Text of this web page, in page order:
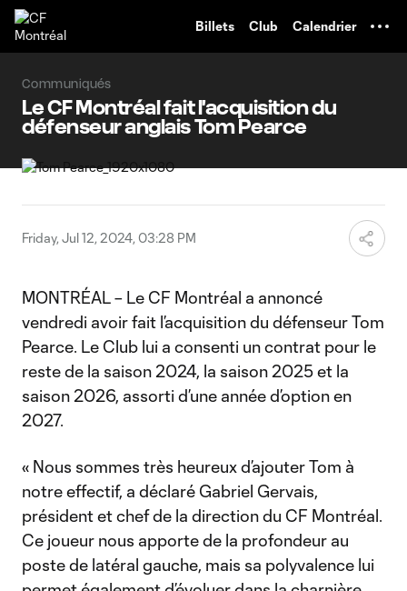
Billets Club Calendrier
Communiqués
Le CF Montréal fait l'acquisition du
défenseur anglais Tom Pearce
Friday, Jul 12, 2024, 03:28 PM
MONTRÉAL – Le CF Montréal a annoncé
vendredi avoir fait l’acquisition du défenseur Tom
Pearce. Le Club lui a consenti un contrat pour le
reste de la saison 2024, la saison 2025 et la
saison 2026, assorti d’une année d’option en
2027.
« Nous sommes très heureux d’ajouter Tom à
notre effectif, a déclaré Gabriel Gervais,
président et chef de la direction du CF Montréal.
Ce joueur nous apporte de la profondeur au
poste de latéral gauche, mais sa polyvalence lui